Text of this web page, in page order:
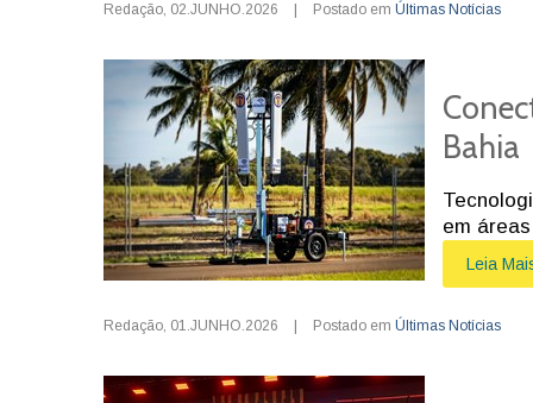
Redação, 02.JUNHO.2026 Postado em Últimas Notícias
Bahia
em
Leia
Redação, 01.JUNHO.2026 Postado em Últimas Notícias